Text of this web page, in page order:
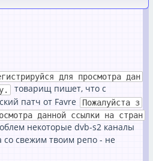
для просмотра дан
товарищ пишет, что с
патч от Favre
Пожалуйста з
данной ссылки на стран
некоторые dvb-s2 каналы
со свежим твоим репо - не